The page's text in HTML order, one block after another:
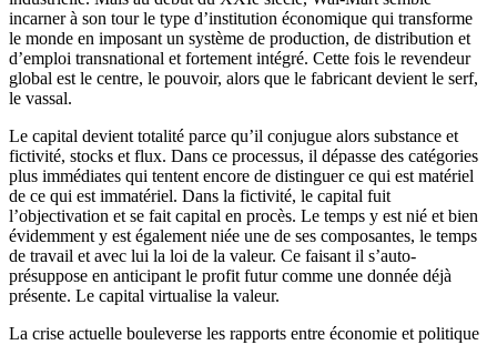
incarner à son tour le type d’institution économique qui transforme
le monde en imposant un système de production, de distribution et
d’emploi transnational et fortement intégré. Cette fois le revendeur
global est le centre, le pouvoir, alors que le fabricant devient le serf,
le vassal.
Le capital devient totalité parce qu’il conjugue alors substance et
fictivité, stocks et flux. Dans ce processus, il dépasse des catégories
plus immédiates qui tentent encore de distinguer ce qui est matériel
de ce qui est immatériel. Dans la fictivité, le capital fuit
l’objectivation et se fait capital en procès. Le temps y est nié et bien
évidemment y est également niée une de ses composantes, le temps
de travail et avec lui la loi de la valeur. Ce faisant il s’auto-
présuppose en anticipant le profit futur comme une donnée déjà
présente. Le capital virtualise la valeur.
La crise actuelle bouleverse les rapports entre économie et politique